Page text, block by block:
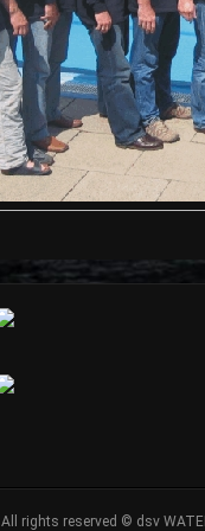
All rights reserved © dsv